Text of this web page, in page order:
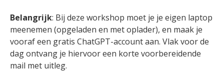
Belangrijk: Bij deze workshop moet je je eigen laptop
meenemen (opgeladen en met oplader), en maak je
vooraf een gratis ChatGPT-account aan. Vlak voor de
dag ontvang je hiervoor een korte voorbereidende
mail met uitleg.